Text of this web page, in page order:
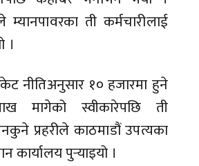
म्यानपावरका ती कर्मचारीलाई
।
नीतिअनुसार १० हजारमा हुने
मागेको स्वीकारेपछि ती
प्रहरीले काठमाडौं उपत्यका
कार्यालय पुर्‍याइयो ।